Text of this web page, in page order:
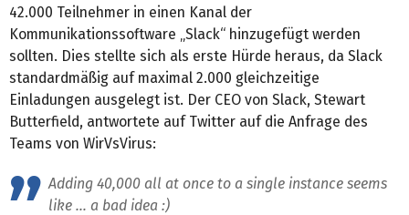
42.000 Teilnehmer in einen Kanal der
Kommunikationssoftware „Slack“ hinzugefügt werden
sollten. Dies stellte sich als erste Hürde heraus, da Slack
standardmäßig auf maximal 2.000 gleichzeitige
Einladungen ausgelegt ist. Der CEO von Slack, Stewart
Butterfield, antwortete auf Twitter auf die Anfrage des
Teams von WirVsVirus:
Adding 40,000 all at once to a single instance seems
like … a bad idea :)